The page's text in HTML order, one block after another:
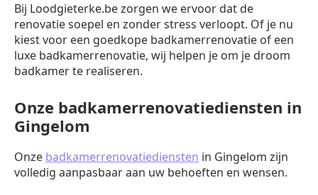
Bij Loodgieterke.be zorgen we ervoor dat de
renovatie soepel en zonder stress verloopt. Of je nu
kiest voor een goedkope badkamerrenovatie of een
luxe badkamerrenovatie, wij helpen je om je droom
badkamer te realiseren.
Onze badkamerrenovatiediensten in
Gingelom
Onze badkamerrenovatiediensten in Gingelom zijn
volledig aanpasbaar aan uw behoeften en wensen.